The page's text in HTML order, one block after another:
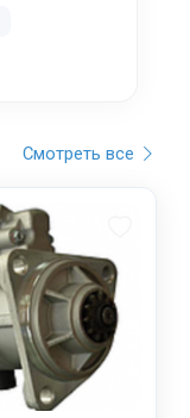
Смотреть все